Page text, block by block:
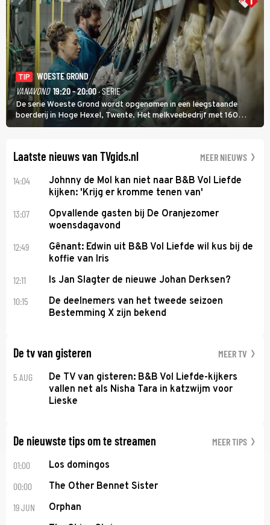
TIP
WOESTE GROND
VANAVOND 19:20 - 20:00· SERIE
De serie Woeste Grond wordt opgenomen in een leegstaande
boerderij in Hoge Hexel, Twente. Het melkveebedrijf met 160
koeien moest sluiten, omdat het dicht bij een Natura 2000-gebied
Laatste nieuws van TVgids.nl MEER NIEUWS
14:04
Johnny de Mol kan niet naar B&B Vol Liefde
kijken: 'Krijg er kromme tenen van'
13:07
Opvallende gasten bij De Oranjezomer
woensdagavond
12:49
Gênant: Edwin uit B&B Vol Liefde wil kus bij de
koffie van Iris
12:11 Is Jan Slagter de nieuwe Johan Derksen?
10:15
De deelnemers van het tweede seizoen
Bestemming X zijn bekend
De tv van gisteren MEER TV
5 AUG
De TV van gisteren: B&B Vol Liefde-kijkers
vallen net als Nisha Tara in katzwijm voor
Lieske
De nieuwste tips om te streamen MEER TIPS
01:00 Los domingos
00:00 The Other Bennet Sister
19 JUN Orphan